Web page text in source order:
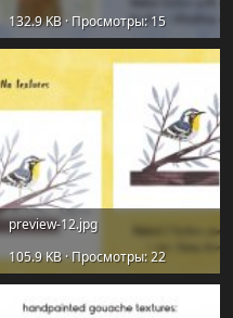
132.9 KB · Просмотры: 15
preview-12.jpg
105.9 KB · Просмотры: 22